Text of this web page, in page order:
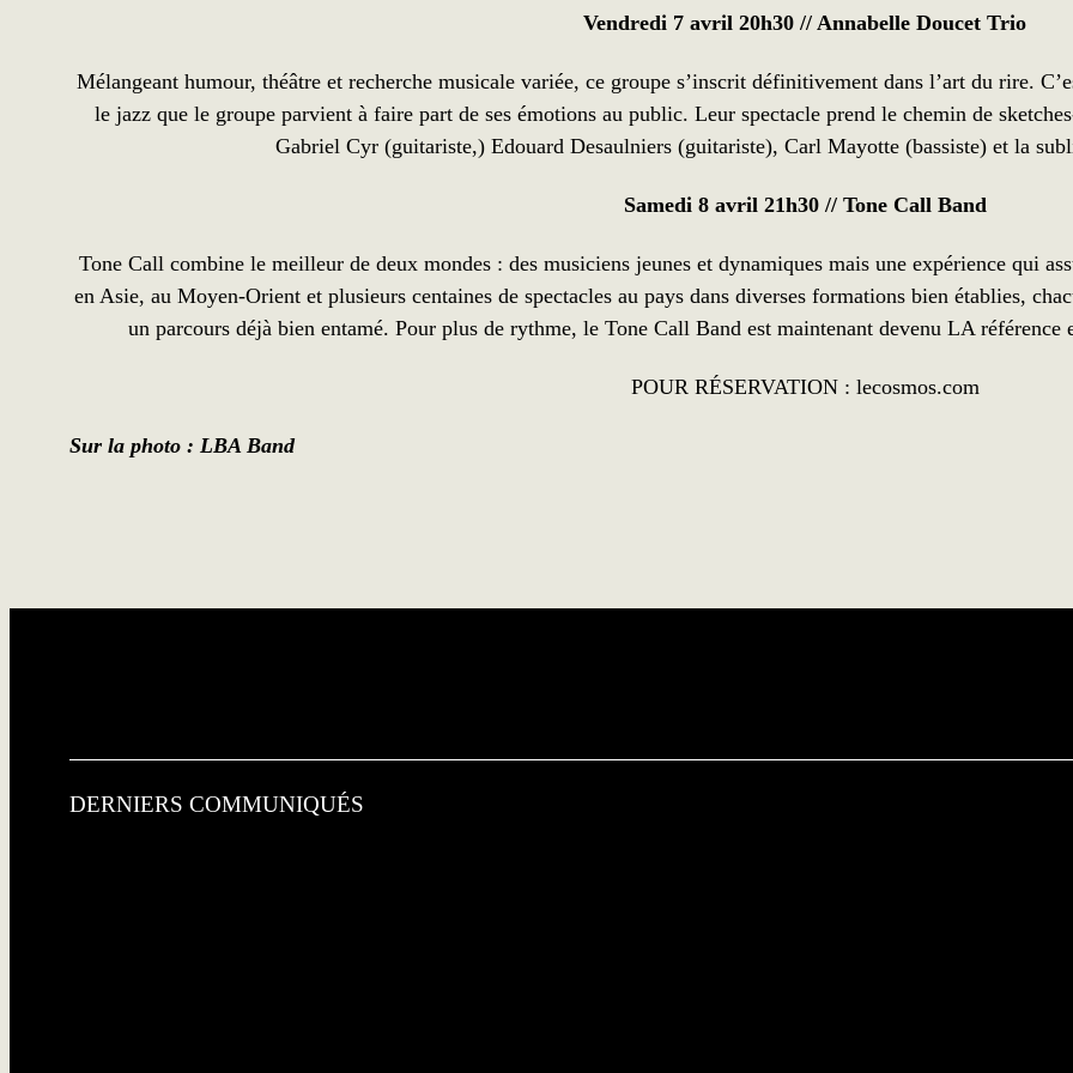
Vendredi 7 avril 20h30 // Annabelle Doucet Trio
Mélangeant humour, théâtre et recherche musicale variée, ce groupe s’inscrit définitivement dans l’art du rire.
le jazz que le groupe parvient à faire part de ses émotions au public. Leur spectacle prend le chemin de
Gabriel Cyr (guitariste,) Edouard Desaulniers (guitariste), Carl Mayotte (bassiste) et la
Samedi 8 avril 21h30 // Tone Call Band
Tone Call combine le meilleur de deux mondes : des musiciens jeunes et dynamiques mais une expérience qui
en Asie, au Moyen-Orient et plusieurs centaines de spectacles au pays dans diverses formations bien établies,
un parcours déjà bien entamé. Pour plus de rythme, le Tone Call Band est maintenant devenu LA référence
POUR RÉSERVATION : lecosmos.com
Sur la photo : LBA Band
DERNIERS COMMUNIQUÉS